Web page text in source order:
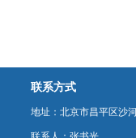
联系方式
地址：北京市昌平区沙